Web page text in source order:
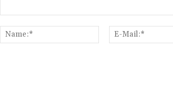
Name:*